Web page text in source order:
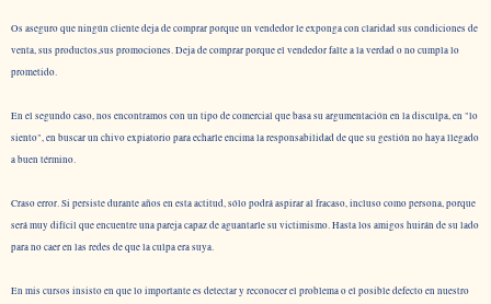
Os aseguro que ningún cliente deja de comprar porque un vendedor le exponga con claridad sus condiciones de
venta, sus productos,sus promociones. Deja de comprar porque el vendedor falte a la verdad o no cumpla lo
prometido.
En el segundo caso, nos encontramos con un tipo de comercial que basa su argumentación en la disculpa, en "lo
siento", en buscar un chivo expiatorio para echarle encima la responsabilidad de que su gestión no haya llegado
a buen término.
Craso error. Si persiste durante años en esta actitud, sólo podrá aspirar al fracaso, incluso como persona, porque
será muy difícil que encuentre una pareja capaz de aguantarle su victimismo. Hasta los amigos huirán de su lado
para no caer en las redes de que la culpa era suya.
En mis cursos insisto en que lo importante es detectar y reconocer el problema o el posible defecto en nuestro